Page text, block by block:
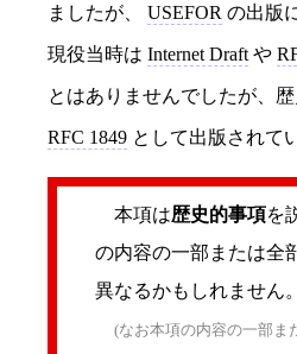
ましたが、 USEFOR の出版
現役当時は Internet Draft や
とはありませんでしたが、
RFC 1849 として出版されて
本項は歴史的事項を
の内容の一部または全
異なるかもしれません。
(なお本項の内容の一部ま